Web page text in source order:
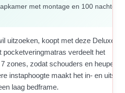
met montage en 100 nachten
uitzoeken, koopt met deze Deluxe
pocketveringmatras verdeelt het
zones, zodat schouders en heupen
instaphoogte maakt het in- en
laag bedframe.